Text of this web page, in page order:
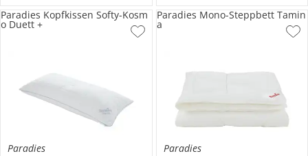
Paradies
Paradies Kopfkissen Softy-Kosm
o Duett +
Paradies
Paradies Mono-Steppbett Tamin
a